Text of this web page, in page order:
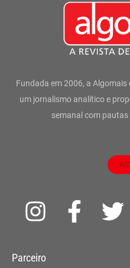
Fundada em 2006, a
um jornalismo analítico e
semanal com
I
s
F
a
T
Parceiro